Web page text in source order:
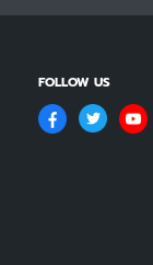
FOLLOW US